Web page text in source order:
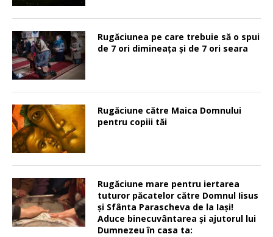
Rugăciunea pe care trebuie să o spui
de 7 ori dimineața și de 7 ori seara
Rugăciune către Maica Domnului
pentru copiii tăi
Rugăciune mare pentru iertarea
tuturor păcatelor către Domnul Iisus
şi Sfânta Parascheva de la Iaşi!
Aduce binecuvântarea şi ajutorul lui
Dumnezeu în casa ta: